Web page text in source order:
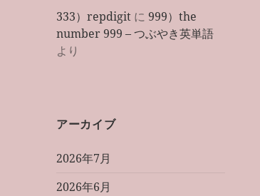
333）repdigit に999）the
number 999 – つぶやき英単語
より
アーカイブ
2026年7月
2026年6月